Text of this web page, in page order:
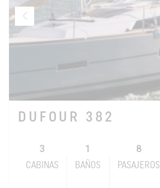
DUFOUR 382
3
CABINAS
1
BAÑOS
8
PASAJEROS